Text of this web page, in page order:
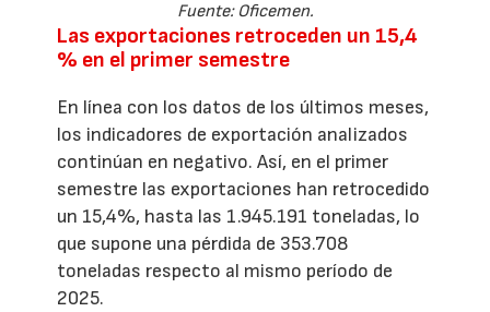
Fuente: Oficemen.
Las exportaciones retroceden un 15,4
% en el primer semestre
En línea con los datos de los últimos meses,
los indicadores de exportación analizados
continúan en negativo. Así, en el primer
semestre las exportaciones han retrocedido
un 15,4%, hasta las 1.945.191 toneladas, lo
que supone una pérdida de 353.708
toneladas respecto al mismo período de
2025.